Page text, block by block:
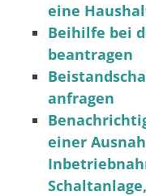
eine
Beihilfe bei
beantragen
anfragen
einer